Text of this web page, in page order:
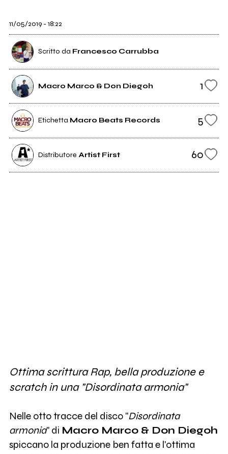
11/05/2019 - 18:22
Scritto da Francesco Carrubba
Macro Marco & Don Diegoh 1
Etichetta Macro Beats Records 5
Distributore Artist First 60
Ottima scrittura Rap, bella produzione e
scratch in una "Disordinata armonia"
Nelle otto tracce del disco "Disordinata
armonia" di Macro Marco & Don Diegoh
spiccano la produzione ben fatta e l'ottima